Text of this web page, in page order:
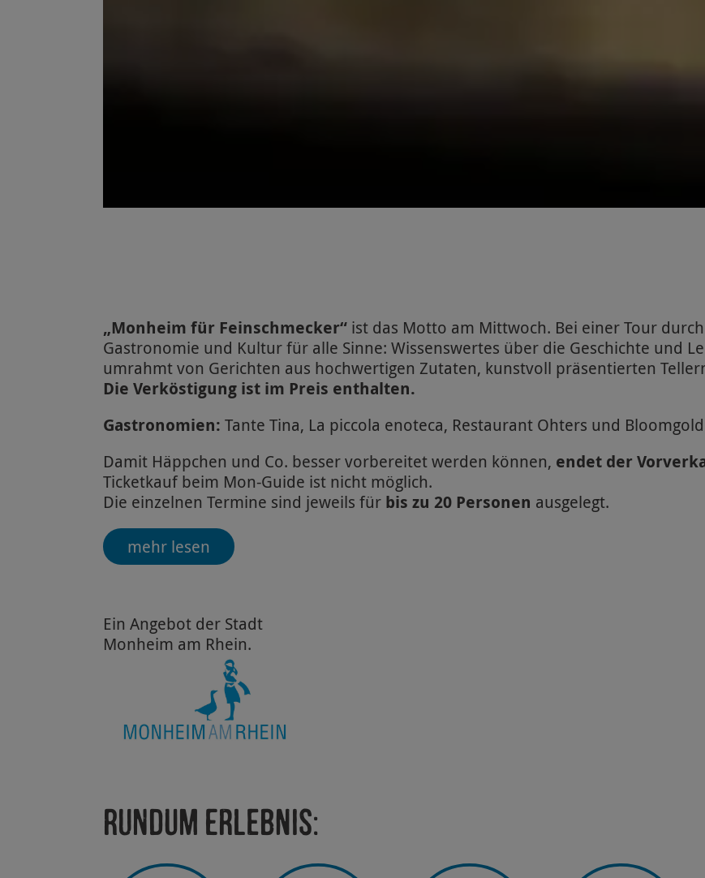
„Monheim für Feinschmecker“ist das Motto am Mittwoch. Bei einer Tour
Gastronomie und Kultur für alle Sinne: Wissenswertes über die Geschichte und
umrahmt von Gerichten aus hochwertigen Zutaten, kunstvoll präsentierten
Die Verköstigung ist im Preis enthalten.
Gastronomien: Tante Tina, La piccola enoteca, Restaurant Ohters und
Damit Häppchen und Co. besser vorbereitet werden können, endet der
Ticketkauf beim Mon-Guide ist nicht möglich.
Die einzelnen Termine sind jeweils für bis zu 20 Personen ausgelegt.
mehr lesen
Ein Angebot der Stadt
Monheim am Rhein.
Rundum Erlebnis: